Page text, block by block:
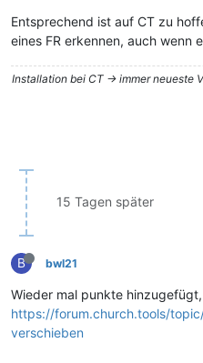
Entsprechend ist auf CT zu
eines FR erkennen, auch wenn
Installation bei CT -> immer neueste
15 Tagen später
B bwl21
Wieder mal punkte
https://forum.church.tools/
verschieben